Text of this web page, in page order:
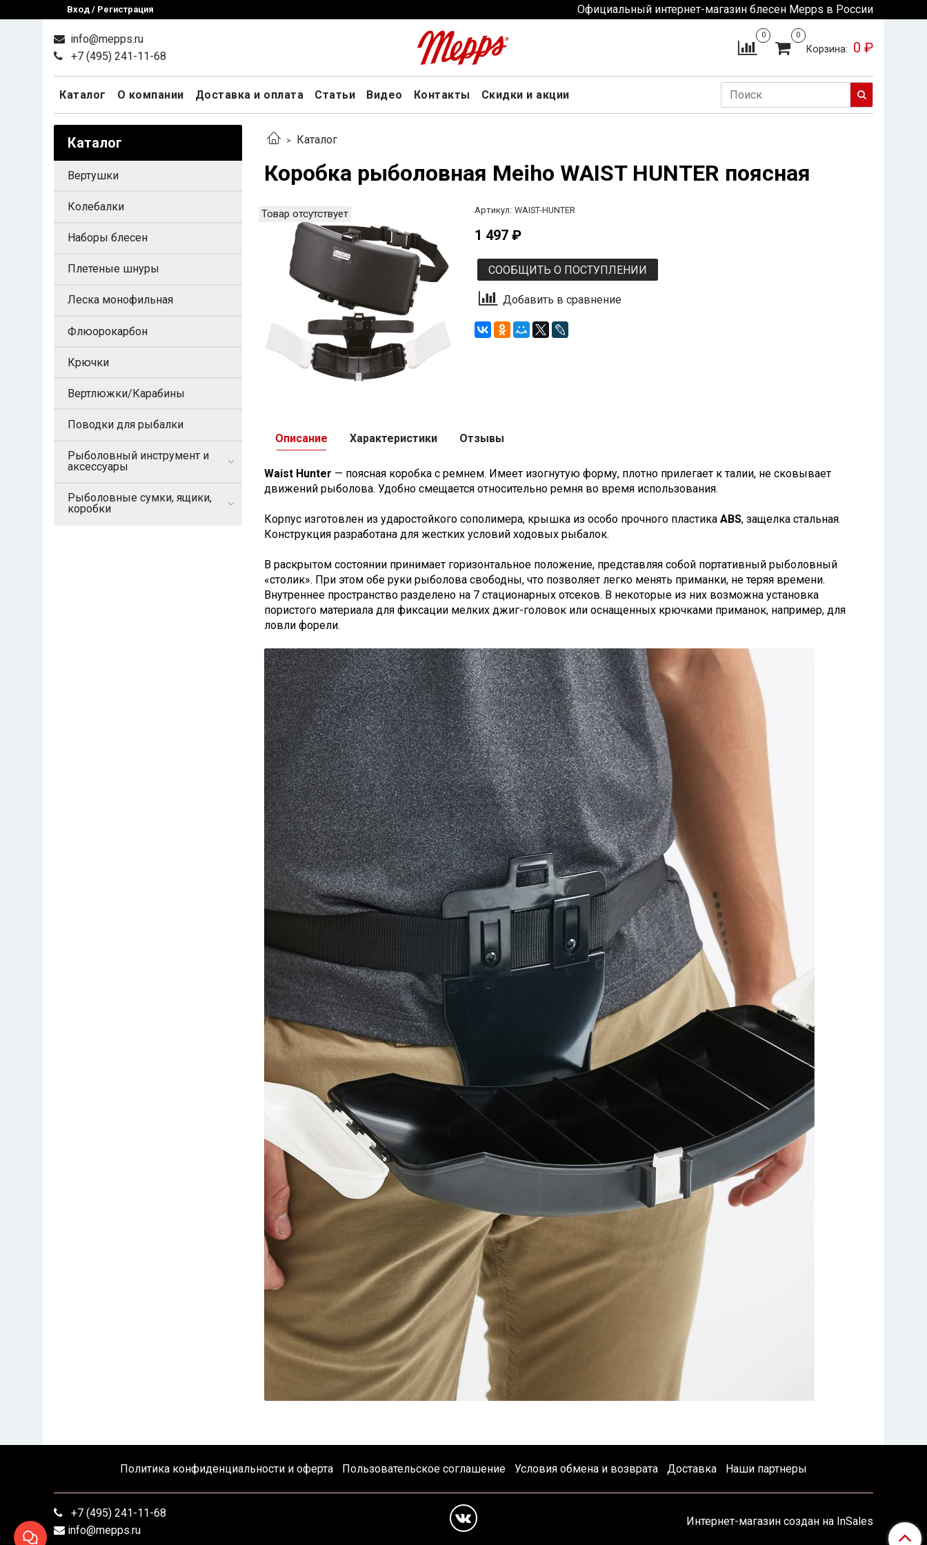
Вход / Регистрация Официальный интернет-магазин блесен Mepps в России
info@mepps.ru
+7 (495) 241-11-68
0 0
Корзина: 0 ₽
Каталог О компании Доставка и оплата Статьи Видео Контакты Скидки и акции
Каталог
Коробка рыболовная Meiho WAIST HUNTER поясная
Товар отсутствует Артикул: WAIST-HUNTER
1 497 ₽
СООБЩИТЬ О ПОСТУПЛЕНИИ
Добавить в сравнение
Описание
Waist Hunter — поясная коробка с ремнем. Имеет изогнутую форму, плотно прилегает к талии, не сковывает
движений рыболова. Удобно смещается относительно ремня во время использования.
Корпус изготовлен из ударостойкого сополимера, крышка из особо прочного пластика ABS, защелка стальная.
Конструкция разработана для жестких условий ходовых рыбалок.
В раскрытом состоянии принимает горизонтальное положение, представляя собой портативный рыболовный
«столик». При этом обе руки рыболова свободны, что позволяет легко менять приманки, не теряя времени.
Внутреннее пространство разделено на 7 стационарных отсеков. В некоторые из них возможна установка
пористого материала для фиксации мелких джиг-головок или оснащенных крючками приманок, например, для
ловли форели.
Характеристики Отзывы
Каталог
Вертушки
Колебалки
Наборы блесен
Плетеные шнуры
Леска монофильная
Флюорокарбон
Крючки
Вертлюжки/Карабины
Поводки для рыбалки
Рыболовный инструмент и
аксессуары
Рыболовные сумки, ящики,
коробки
Политика конфиденциальности и оферта Пользовательское соглашение Условия обмена и возврата Доставка Наши партнеры
+7 (495) 241-11-68
info@mepps.ru
Интернет-магазин создан на InSales